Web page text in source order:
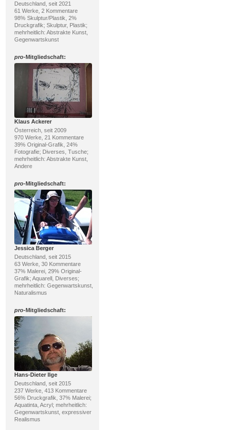
Deutschland, seit 2021
61 Werke, 2 Kommentare
98% Skulptur/Plastik, 2%
Druckgrafik; Skulptur, Plastik;
mehrheitlich: Abstrakte Kunst,
Gegenwartskunst
pro-Mitgliedschaft:
Klaus Ackerer
Österreich, seit 2009
970 Werke, 21 Kommentare
39% Original-Grafik, 24%
Fotografie; Diverses, Tusche;
mehrheitlich: Abstrakte Kunst,
Andere
pro-Mitgliedschaft:
Jessica Berger
Deutschland, seit 2015
63 Werke, 30 Kommentare
37% Malerei, 29% Original-
Grafik; Aquarell, Diverses;
mehrheitlich: Gegenwartskunst,
Naturalismus
pro-Mitgliedschaft:
Hans-Dieter Ilge
Deutschland, seit 2015
237 Werke, 413 Kommentare
56% Druckgrafik, 37% Malerei;
Aquatinta, Acryl; mehrheitlich:
Gegenwartskunst, expressiver
Realismus